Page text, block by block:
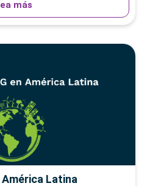
más
América Latina